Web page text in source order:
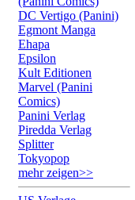
DC Vertigo (Panini)
Egmont Manga
Ehapa
Epsilon
Kult Editionen
Marvel (Panini
Comics)
Panini Verlag
Piredda Verlag
Splitter
Tokyopop
mehr zeigen>>